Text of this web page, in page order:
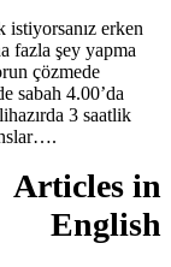
istiyorsanız erken
fazla şey yapma
çözmede
sabah 4.00’da
3 saatlik
Articles in
English